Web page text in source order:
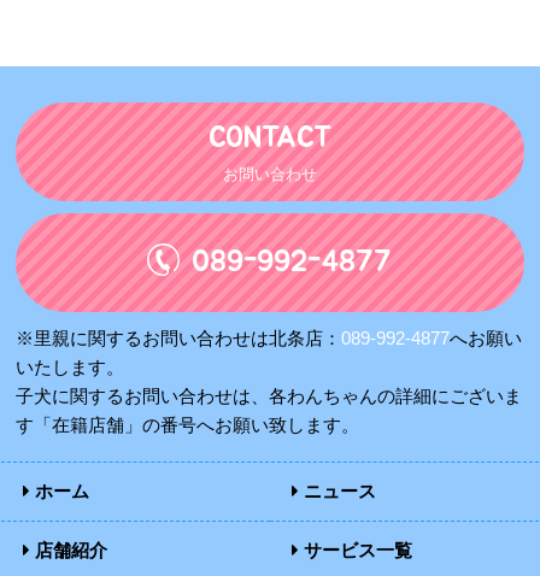
CONTACT
お問い合わせ
089-992-4877
※里親に関するお問い合わせは北条店：089-992-4877へお願い
いたします。
子犬に関するお問い合わせは、各わんちゃんの詳細にございま
す「在籍店舗」の番号へお願い致します。
ホーム ニュース
店舗紹介 サービス一覧